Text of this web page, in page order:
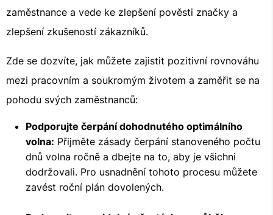
zaměstnance a vede ke zlepšení pověsti značky a
zlepšení zkušeností zákazníků.
Zde se dozvíte, jak můžete zajistit pozitivní rovnováhu
mezi pracovním a soukromým životem a zaměřit se na
pohodu svých zaměstnanců:
Podporujte čerpání dohodnutého optimálního
volna: Přijměte zásady čerpání stanoveného počtu
dnů volna ročně a dbejte na to, aby je všichni
dodržovali. Pro usnadnění tohoto procesu můžete
zavést roční plán dovolených.